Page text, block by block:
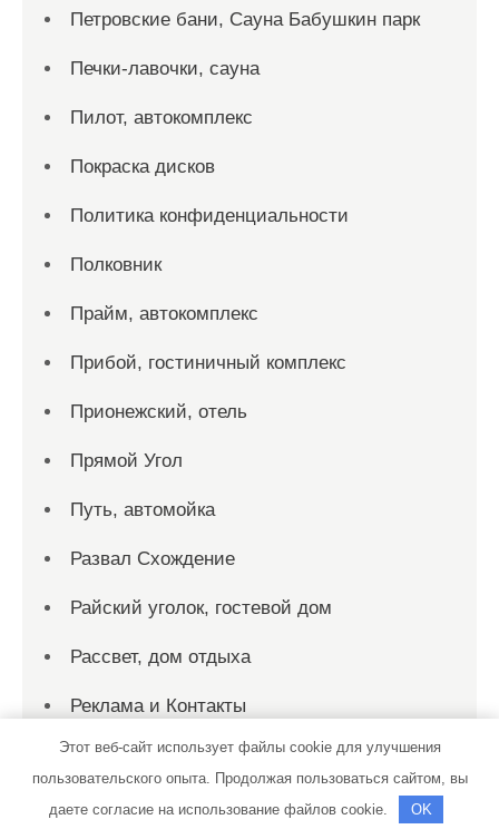
Петровские бани, Сауна Бабушкин парк
Печки-лавочки, сауна
Пилот, автокомплекс
Покраска дисков
Политика конфиденциальности
Полковник
Прайм, автокомплекс
Прибой, гостиничный комплекс
Прионежский, отель
Прямой Угол
Путь, автомойка
Развал Схождение
Райский уголок, гостевой дом
Рассвет, дом отдыха
Реклама и Контакты
Ремонт авто
Ремонт Выхлопных Систем
Этот веб-сайт использует файлы cookie для улучшения
пользовательского опыта. Продолжая пользоваться сайтом, вы
даете согласие на использование файлов cookie.
OK